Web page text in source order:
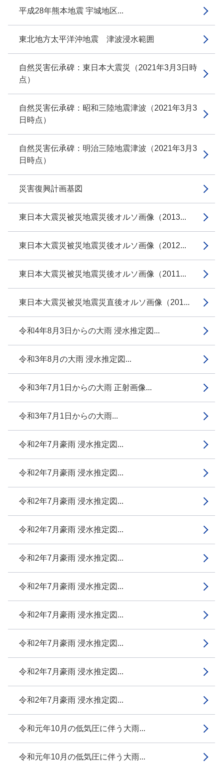
平成28年熊本地震 宇城地区...
東北地方太平洋沖地震 津波浸水範囲
自然災害伝承碑：東日本大震災（2021年3月3日時
点）
自然災害伝承碑：昭和三陸地震津波（2021年3月3
日時点）
自然災害伝承碑：明治三陸地震津波（2021年3月3
日時点）
災害復興計画基図
東日本大震災被災地震災後オルソ画像（2013...
東日本大震災被災地震災後オルソ画像（2012...
東日本大震災被災地震災後オルソ画像（2011...
東日本大震災被災地震災直後オルソ画像（201...
令和4年8月3日からの大雨 浸水推定図...
令和3年8月の大雨 浸水推定図...
令和3年7月1日からの大雨 正射画像...
令和3年7月1日からの大雨...
令和2年7月豪雨 浸水推定図...
令和2年7月豪雨 浸水推定図...
令和2年7月豪雨 浸水推定図...
令和2年7月豪雨 浸水推定図...
令和2年7月豪雨 浸水推定図...
令和2年7月豪雨 浸水推定図...
令和2年7月豪雨 浸水推定図...
令和2年7月豪雨 浸水推定図...
令和2年7月豪雨 浸水推定図...
令和2年7月豪雨 浸水推定図...
令和元年10月の低気圧に伴う大雨...
令和元年10月の低気圧に伴う大雨...